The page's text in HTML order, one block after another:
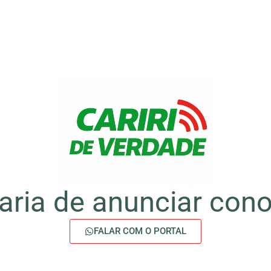
de anunciar
FALAR COM O PORTAL